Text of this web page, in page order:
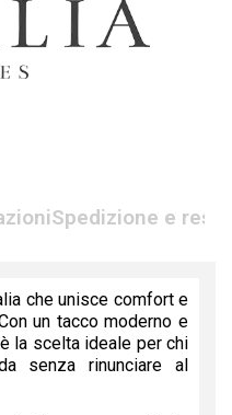
Spedizione e reso
che unisce comfort e
un tacco moderno e
la scelta ideale per chi
senza rinunciare al